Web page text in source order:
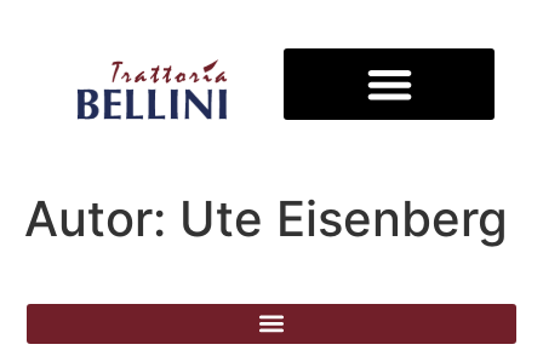
Autor: Ute Eisenberg